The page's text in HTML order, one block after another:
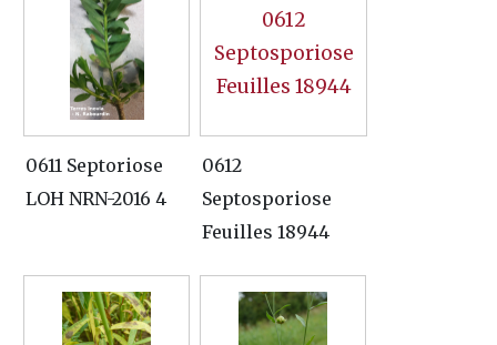
0611 Septoriose
LOH NRN-2016 4
0612
Septosporiose
Feuilles 18944
0612
Septosporiose
Feuilles 18944